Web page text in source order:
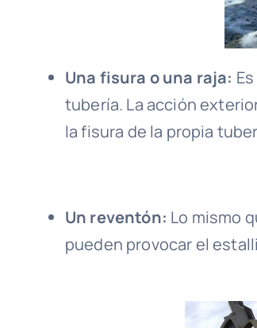
Una fisura o una raja:
tubería. La acción
la fisura de la propia
Un reventón: Lo mismo
pueden provocar el